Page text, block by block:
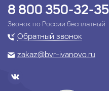
8 800 350-32-35
Звонок по России бесплатный
Обратный звонок
zakaz@bvr-ivanovo.ru